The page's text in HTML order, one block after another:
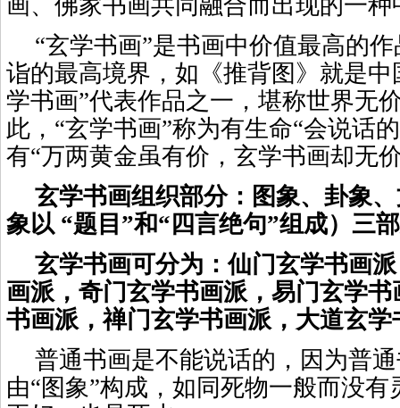
画、佛家书画共同融合而出现的一
“玄学书画”是书画中价值最高的
诣的最高境界，如《推背图》就是中
学书画”代表作品之一，堪称世界无
此，“玄学书画”称为有生命“会说话
有“万两黄金虽有价，玄学书画却无
玄学书画组织部分：图象、卦象
象以 “题目”和“四言绝句”组成）三
玄学书画可分为：仙门玄学书画
画派，奇门玄学书画派，易门玄学
书画派，禅门玄学书画派，大道玄学
普通书画是不能说话的，因为普
由“图象”构成，如同死物一般而没